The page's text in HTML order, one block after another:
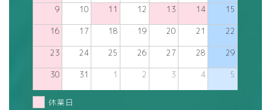
9 10 11 12 13 14 15
16 17 18 19 20 21 22
23 24 25 26 27 28 29
30 31 1 2 3 4 5
休業日